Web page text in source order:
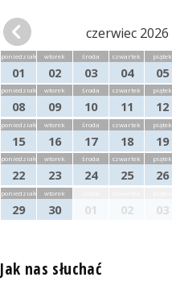
czerwiec 2026
poniedziałek
01
wtorek
02
środa
03
czwartek
04
piątek
05
poniedziałek
08
wtorek
09
środa
10
czwartek
11
piątek
12
poniedziałek
15
wtorek
16
środa
17
czwartek
18
piątek
19
poniedziałek
22
wtorek
23
środa
24
czwartek
25
piątek
26
poniedziałek
29
wtorek
30 01 02 03
Jak nas słuchać